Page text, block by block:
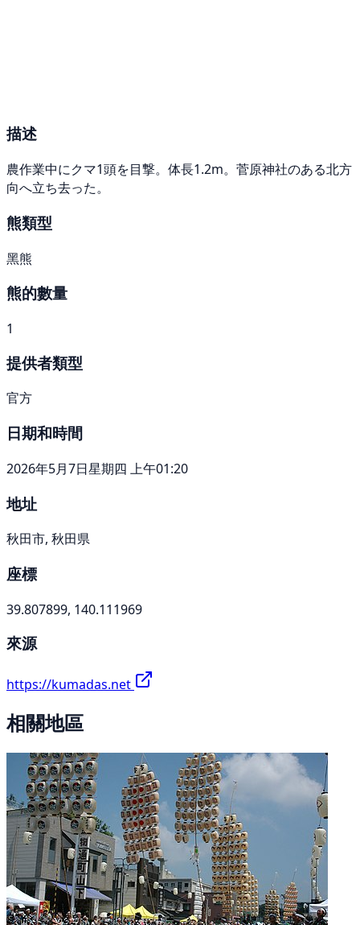
描述
農作業中にクマ1頭を目撃。体長1.2m。菅原神社のある北方
向へ立ち去った。
熊類型
黑熊
熊的數量
1
提供者類型
官方
日期和時間
2026年5月7日星期四 上午01:20
地址
秋田市, 秋田県
座標
39.807899, 140.111969
來源
https://kumadas.net
相關地區